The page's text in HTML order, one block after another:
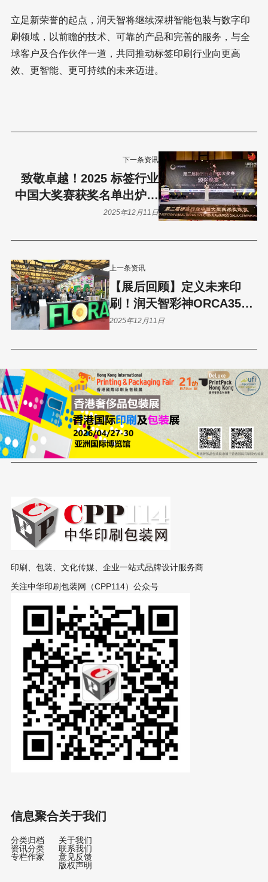
立足新荣誉的起点，润天智将继续深耕智能包装与数字印
刷领域，以前瞻的技术、可靠的产品和完善的服务，与全
球客户及合作伙伴一道，共同推动标签印刷行业向更高
效、更智能、更可持续的未来迈进。
上一条资讯
【展后回顾】定义未来印
刷！润天智彩神ORCA350
ULTRA数码增效一体机亚洲
2025年12月11日
下一条资讯
致敬卓越！2025 标签行业
中国大奖赛获奖名单出炉，
定格行业荣耀时刻
2025年12月11日
印刷、包装、文化传媒、企业一站式品牌设计服务商
关注中华印刷包装网（CPP114）公众号
信息聚合
分类归档
资讯分类
专栏作家
关于我们
关于我们
联系我们
意见反馈
版权声明